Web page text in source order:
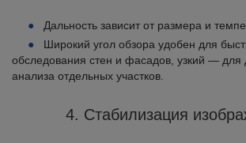
Дальность зависит от размера и
Широкий угол обзора удобен для
обследования стен и фасадов, узкий — для
анализа отдельных участков.
4. Стабилизация